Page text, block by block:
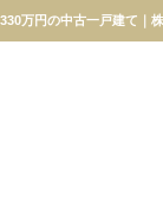
万円の中古一戸建て｜